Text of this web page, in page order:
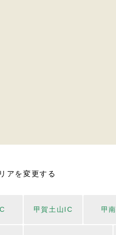
アを変更する
甲賀土山IC 甲